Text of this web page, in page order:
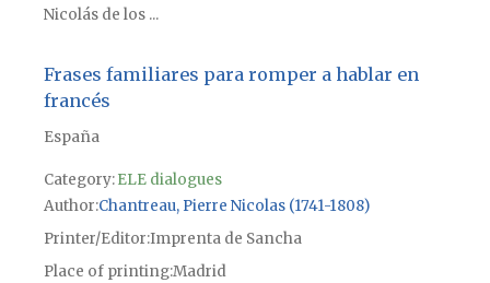
Nicolás de los ...
Frases familiares para romper a hablar en
francés
España
Category:ELE dialogues
Author Chantreau, Pierre Nicolas (1741-1808)
Printer/Editor Imprenta de Sancha
Place of printingMadrid